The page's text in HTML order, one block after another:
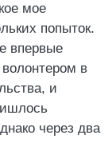
мое
попыток.
впервые
в
и
через два